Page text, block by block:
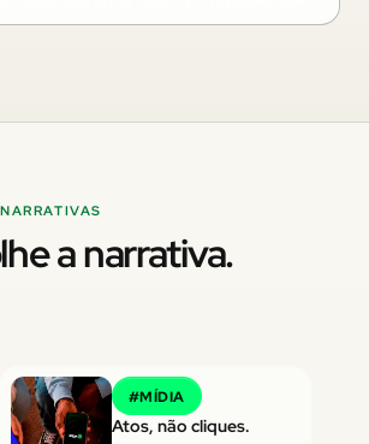
a narrativa.
#MÍDIA
Atos, não cliques.